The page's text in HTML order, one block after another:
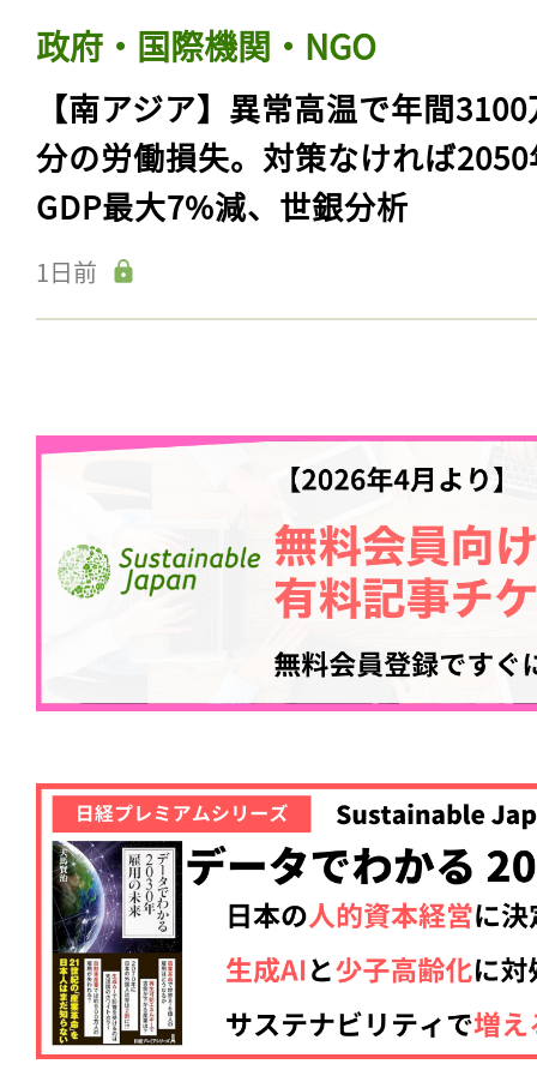
政府・国際機関・NGO
【南アジア】異常高温で年間
分の労働損失。対策なければ
GDP最大7%減、世銀分析
1日前